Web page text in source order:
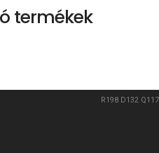
termékek
R198 D132 Q117